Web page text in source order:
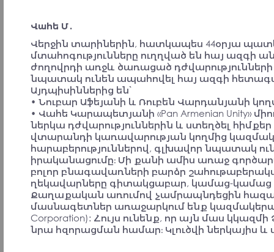
etc) that would attract a lot of diaspora and
foreigners professionals as well as capital.
Ensure the professionals from above are tightly
engaged in education systems in Armenia
Use the outcome of the above activities to
strengthen education and safety systems of
Armenia
Invest the resulting outcome and value of the
above back into economy and education to
deepen the process.
These points can be broken down into further
details and technicalities.
Grigor B., USA
Signatory
Վահե Մ․
Վերջին տարիներին, հատկապես 44օրյա
մտահոգությունները ուղղված են հայ ազգի
ժողովրդի առջև ծառացած
նպատակ ունեն ապահովել հայ ազգի
Այդպիսիններից են՝
• Նուբար Աֆեյանի և Ռուբեն Վարդանյանի
• Վահե Կարապետյանի «Pan Armenian Unity»
ներկա դժվարություններին և ստեղծել
վտարանդի կառավարության կողմից
հարաբերություններով, գլխավոր նպատակ
իրականացումը։ Մի քանի ամիս առաջ
բոլոր բնագավառների բարձր
ղեկավարները գիտակցաբար, կամաց-կամաց
Քաղաքական առումով չամրապնդեցին
մասնագետներ առաջարկում ենք
Corporation): Հույս ունենք, որ այն մաս
նրա հզորացման համար։ Կլուծվի ներկայիս